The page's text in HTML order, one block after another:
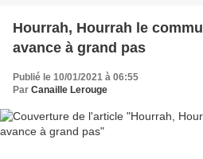
Hourrah, Hourrah le
avance à grand pas
Publié le 10/01/2021 à 06:55
Par Canaille Lerouge